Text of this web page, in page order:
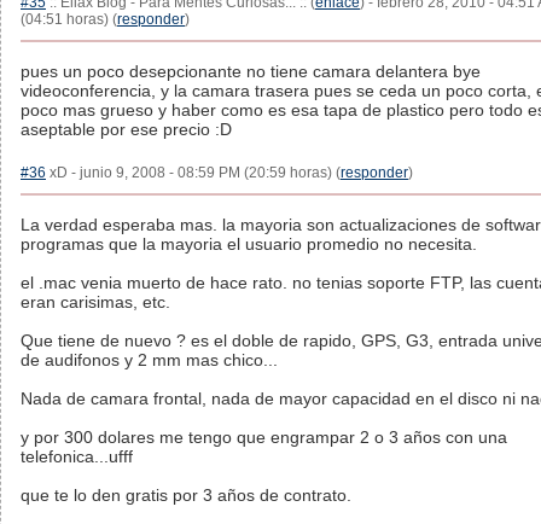
(04:51 horas) (responder)
pues un poco desepcionante no tiene camara delantera bye
videoconferencia, y la camara trasera pues se ceda un poco corta,
poco mas grueso y haber como es esa tapa de plastico pero todo
aseptable por ese precio :D
#36 xD - junio 9, 2008 - 08:59 PM (20:59 horas) (responder)
La verdad esperaba mas. la mayoria son actualizaciones de
programas que la mayoria el usuario promedio no necesita.
el .mac venia muerto de hace rato. no tenias soporte FTP, las
eran carisimas, etc.
Que tiene de nuevo ? es el doble de rapido, GPS, G3, entrada
de audifonos y 2 mm mas chico...
Nada de camara frontal, nada de mayor capacidad en el disco ni
y por 300 dolares me tengo que engrampar 2 o 3 años con una
telefonica...ufff
que te lo den gratis por 3 años de contrato.